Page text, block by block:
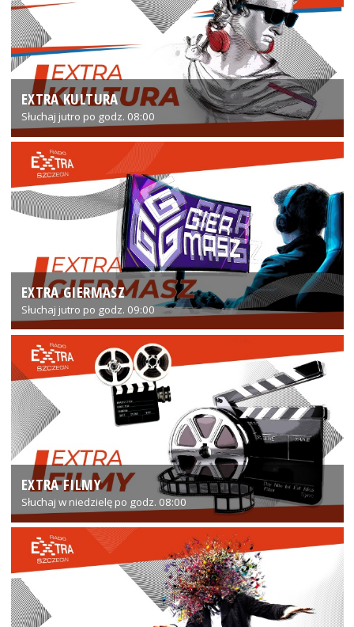
EXTRA KULTURA
Słuchaj jutro po godz. 08:00
EXTRA GIERMASZ
Słuchaj jutro po godz. 09:00
EXTRA FILMY
Słuchaj w niedzielę po godz. 08:00